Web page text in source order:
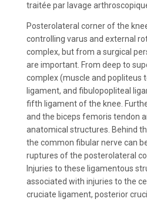
traitée par lavage
Posterolateral corner of the
controlling varus and external
complex, but from a surgical
are important. From deep to
complex (muscle and popliteus
ligament, and fibulopopliteal
fifth ligament of the knee.
and the biceps femoris tendon
anatomical structures. Behind
the common fibular nerve can
ruptures of the posterolateral
Injuries to these ligamentous
associated with injuries to the
cruciate ligament, posterior